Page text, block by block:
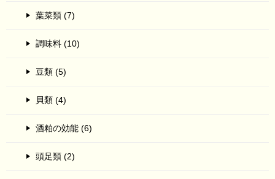
葉菜類 (7)
調味料 (10)
豆類 (5)
貝類 (4)
酒粕の効能 (6)
頭足類 (2)